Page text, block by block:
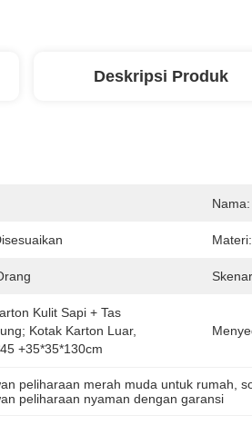
Deskripsi Produk
Nama:
Materi:
Kulit Sapi + Tas
Kotak Karton Luar,
+35*35*130cm
peliharaan merah muda untuk rumah ,
peliharaan nyaman dengan garansi